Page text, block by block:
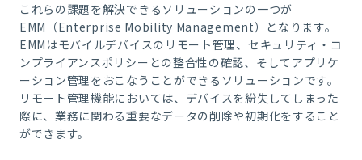
これらの課題を解決できるソリューションの一つが
EMM （Enterprise Mobility Management）となります。
EMM はモバイルデバイスのリモート管理、セキュリティ・コ
ンプライアンスポリシーとの整合性の確認、そしてアプリケ
ーション管理をおこなうことができるソリューションです。
リモート管理機能においては、デバイスを紛失してしまった
際に、業務に関わる重要なデータの削除や初期化をすること
ができます。